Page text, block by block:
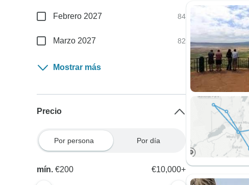
Febrero 2027 84
Marzo 2027 82
Mostrar más
Precio
Por persona Por día
mín.€200 €10,000+